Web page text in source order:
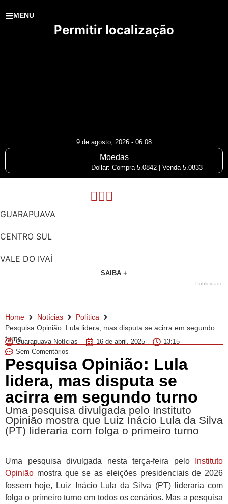
MENU
Permitir localização
9 de agosto, 2026 - 06:08
Moedas
Dollar: Compra 5.0842 | Venda 5.0833
GUARAPUAVA
CENTRO SUL
VALE DO IVAÍ
SAIBA +
Publicidade
Home Notícias
Política
Pesquisa Opinião: Lula lidera, mas disputa se acirra em segundo
turnoGuarapuava Notícias 16 de abril, 2025
13:15
Sem Comentários
Pesquisa Opinião: Lula
lidera, mas disputa se
acirra em segundo turno
Uma pesquisa divulgada pelo Instituto
Opinião mostra que Luiz Inácio Lula da Silva
(PT) lideraria com folga o primeiro turno
Uma pesquisa divulgada nesta terça-feira pelo
Instituto
Opinião mostra que se as eleições presidenciais de 2026
fossem hoje, Luiz Inácio Lula da Silva (PT) lideraria com
folga o primeiro turno em todos os cenários. Mas a pesquisa